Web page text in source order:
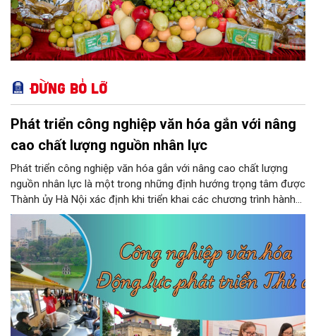
Đừng bỏ lỡ
Phát triển công nghiệp văn hóa gắn với nâng
cao chất lượng nguồn nhân lực
Phát triển công nghiệp văn hóa gắn với nâng cao chất lượng
nguồn nhân lực là một trong những định hướng trọng tâm được
Thành ủy Hà Nội xác định khi triển khai các chương trình hành
động thực hiện các nghị quyết của Bộ Chính trị về giáo dục -
đào tạo, y tế và văn hóa. Theo kết luận của đồng chí Nguyễn
Văn Phong, Phó Bí thư Thành ủy, nhiều nhiệm vụ, giải pháp đồng
bộ đã được đặt ra nhằm phát huy nguồn lực con người, khơi
dậy sức mạnh văn hóa và tạo nền tảng cho sự phát triển bền
vững của Thủ đô.